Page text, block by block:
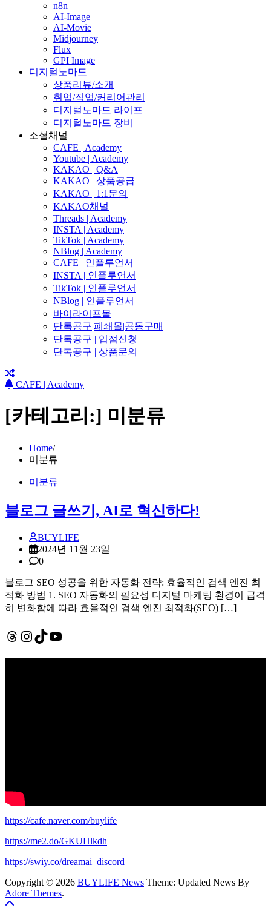
n8n
AI-Image
AI-Movie
Midjourney
Flux
GPI Image
디지털노마드
상품리뷰/소개
취업/직업/커리어관리
디지털노마드 라이프
디지털노마드 장비
소셜채널
CAFE | Academy
Youtube | Academy
KAKAO | Q&A
KAKAO | 상품공급
KAKAO | 1:1문의
KAKAO채널
Threads | Academy
INSTA | Academy
TikTok | Academy
NBlog | Academy
CAFE | 인플루언서
INSTA | 인플루언서
TikTok | 인플루언서
NBlog | 인플루언서
바이라이프몰
단톡공구|폐쇄몰|공동구매
단톡공구 | 입점신청
단톡공구 | 상품문의
CAFE | Academy
[카테고리:] 미분류
Home
미분류
미분류
블로그 글쓰기, AI로 혁신하다!
BUYLIFE
2024년 11월 23일
0
블로그 SEO 성공을 위한 자동화 전략: 효율적인 검색 엔진 최
적화 방법 1. SEO 자동화의 필요성 디지털 마케팅 환경이 급격
히 변화함에 따라 효율적인 검색 엔진 최적화(SEO) […]
Threads
Instagram
TikTok
YouTube
https://cafe.naver.com/buylife
https://me2.do/GKUHlkdh
https://swiy.co/dreamai_discord
Copyright © 2026 BUYLIFE News Theme: Updated News By
Adore Themes.